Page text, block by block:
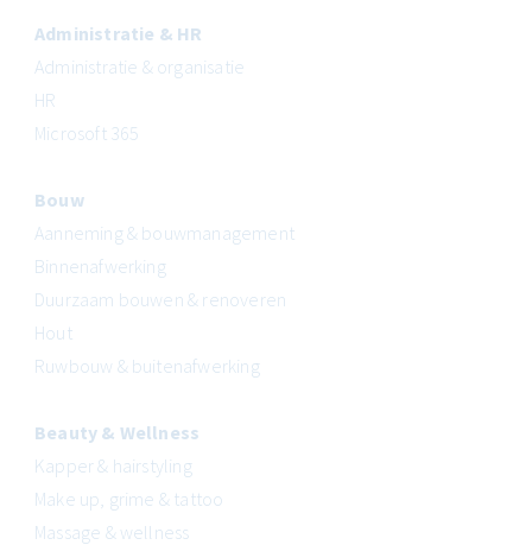
Administratie & HR
Administratie & organisatie
HR
Microsoft 365
Bouw
Aanneming & bouwmanagement
Binnenafwerking
Duurzaam bouwen & renoveren
Hout
Ruwbouw & buitenafwerking
Beauty & Wellness
Kapper & hairstyling
Make up, grime & tattoo
Massage & wellness